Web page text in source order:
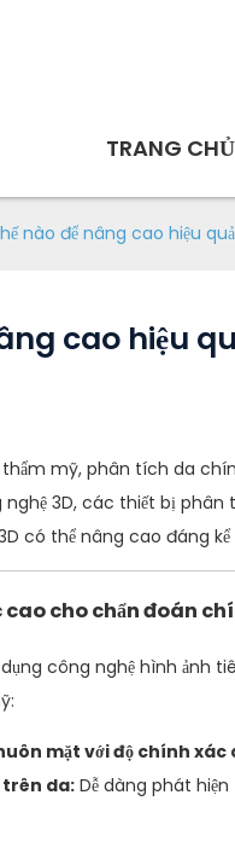
TRANG CHỦ
nào để nâng cao hiệu
cao hiệu
mỹ, phân tích da
nghệ 3D, các thiết bị
có thể nâng cao đáng kể
cao cho chẩn đoán
công nghệ hình ảnh
mặt với độ chính xác
trên da: Dễ dàng phát